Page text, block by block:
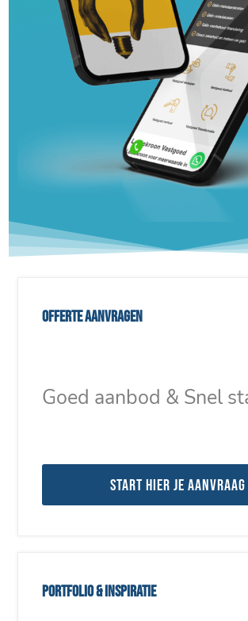
Offerte aanvragen
Goed aanbod & Snel
Start hier je aanvraag
Portfolio & inspiratie